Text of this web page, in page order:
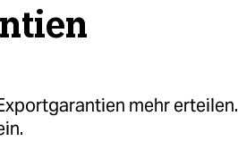
mehr erteilen.